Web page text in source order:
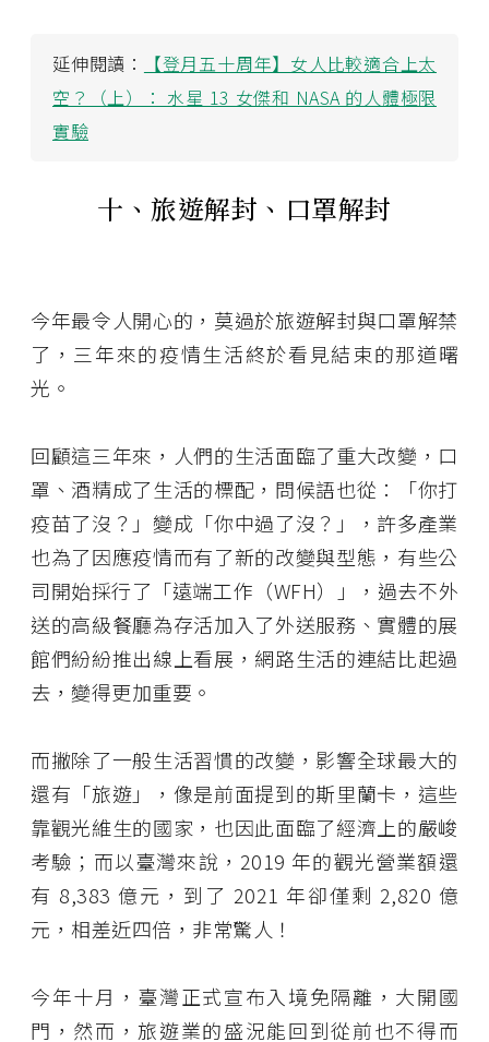
延伸閱讀：
【登月五十周年】女人比較適合上太
空？（上）： 水星 13 女傑和 NASA 的人體極限
實驗
十、旅遊解封、口罩解封
今年最令人開心的，莫過於旅遊解封與口罩解禁
了，三年來的疫情生活終於看見結束的那道曙
光。
回顧這三年來，人們的生活面臨了重大改變，口
罩、酒精成了生活的標配，問候語也從：「你打
疫苗了沒？」變成「你中過了沒？」，許多產業
也為了因應疫情而有了新的改變與型態，有些公
司開始採行了「遠端工作（WFH）」，過去不外
送的高級餐廳為存活加入了外送服務、實體的展
館們紛紛推出線上看展，網路生活的連結比起過
去，變得更加重要。
而撇除了一般生活習慣的改變，影響全球最大的
還有「旅遊」，像是前面提到的斯里蘭卡，這些
靠觀光維生的國家，也因此面臨了經濟上的嚴峻
考驗；而以臺灣來說，2019 年的觀光營業額還
有 8,383 億元，到了 2021 年卻僅剩 2,820 億
元，相差近四倍，非常驚人！
今年十月，臺灣正式宣布入境免隔離，大開國
門，然而，旅遊業的盛況能回到從前也不得而